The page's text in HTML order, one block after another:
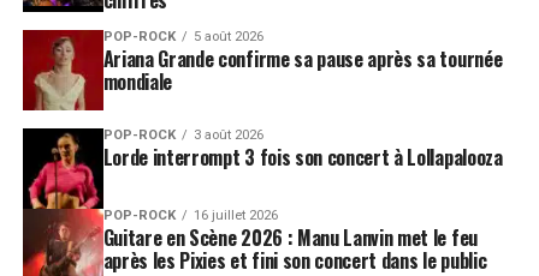
POP-ROCK 5 août 2026
Ariana Grande confirme sa pause après sa tournée
mondiale
POP-ROCK 3 août 2026
Lorde interrompt 3 fois son concert à Lollapalooza
POP-ROCK 16 juillet 2026
Guitare en Scène 2026 : Manu Lanvin met le feu
après les Pixies et fini son concert dans le public